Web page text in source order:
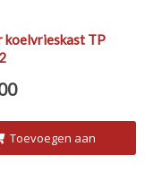
koelvrieskast TP
Toevoegen aan